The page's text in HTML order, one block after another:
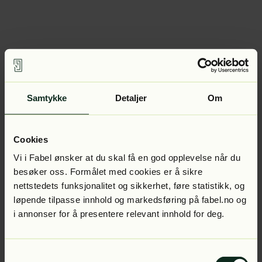
Samtykke Detaljer Om
Cookies
Vi i Fabel ønsker at du skal få en god opplevelse når du
besøker oss. Formålet med cookies er å sikre
nettstedets funksjonalitet og sikkerhet, føre statistikk, og
løpende tilpasse innhold og markedsføring på fabel.no og
i annonser for å presentere relevant innhold for deg.